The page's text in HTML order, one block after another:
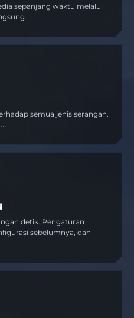
sepanjang waktu melalui
semua jenis serangan.
detik. Pengaturan
sebelumnya, dan